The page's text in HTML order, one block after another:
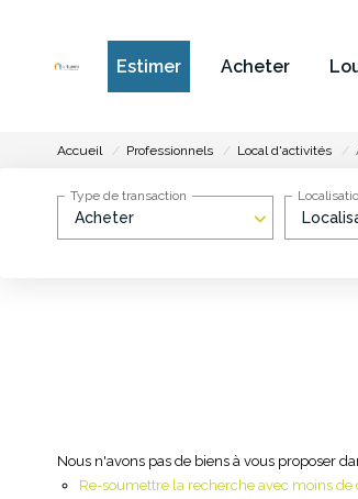
Estimer Acheter
Accueil Professionnels Local d'activités
Acheter
Type de transaction
Nous n'avons pas de biens à vous proposer
Re-soumettre la recherche avec moins de